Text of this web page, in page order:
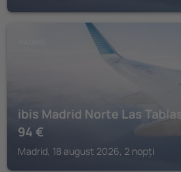
ibis Madrid Norte Las Tablas
94 €
Madrid, 18 august 2026, 2 nopți